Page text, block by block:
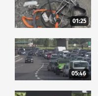
01:25
05:46